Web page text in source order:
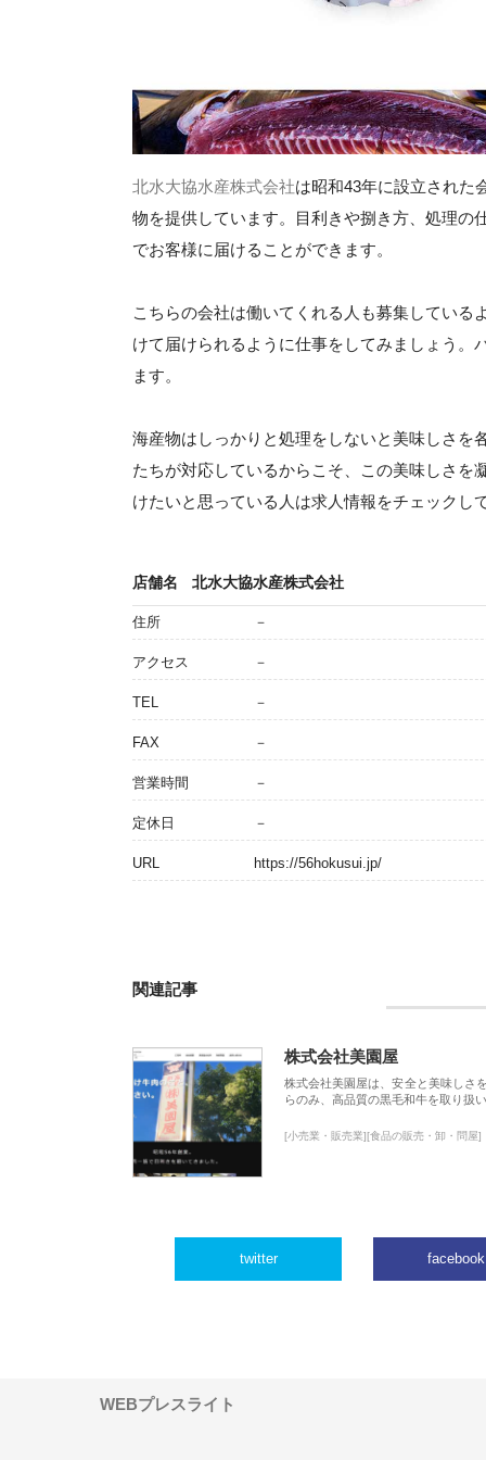
北水大協水産株式会社は昭和43年に設立された
物を提供しています。目利きや捌き方、処理の
でお客様に届けることができます。
こちらの会社は働いてくれる人も募集している
けて届けられるように仕事をしてみましょう。
ます。
海産物はしっかりと処理をしないと美味しさを
たちが対応しているからこそ、この美味しさを
けたいと思っている人は求人情報をチェックし
店舗名 北水大協水産株式会社
住所 －
アクセス －
TEL －
FAX －
営業時間 －
定休日 －
URL https://56hokusui.jp/
関連記事
株式会社美園屋
株式会社美園屋は、安全と美味しさ
らのみ、高品質の黒毛和牛を取り扱
[小売業・販売業][食品の販売・卸・問屋]
twitter facebook
WEBプレスライト